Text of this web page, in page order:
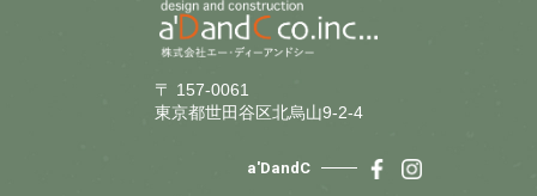
〒 157-0061
東京都世田谷区北烏山9-2-4
a'DandC